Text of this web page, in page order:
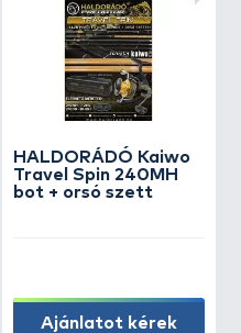
HALDORÁDÓ Kaiwo
Travel Spin 240MH
bot + orsó szett
Ajánlatot kérek